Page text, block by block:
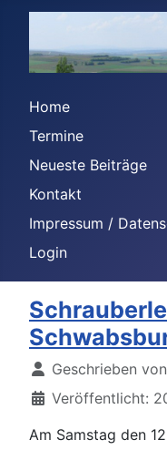
Home
Termine
Neueste Beiträge
Kontakt
Impressum /
Login
DetailsGeschrieben
Veröffentlicht:
Am Samstag den